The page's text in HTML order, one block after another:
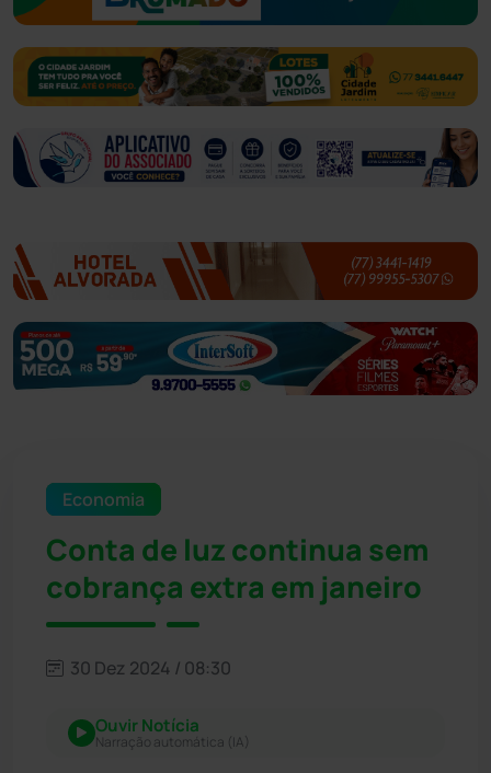
Economia
Conta de luz continua sem
cobrança extra em janeiro
30 Dez 2024 / 08:30
Ouvir Notícia
Narração automática (IA)